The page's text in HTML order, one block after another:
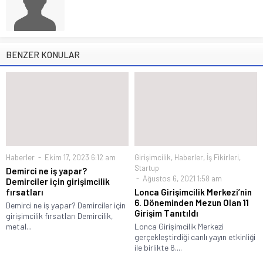
BENZER KONULAR
Haberler Ekim 17, 2023 6:12 am
Demirci ne iş yapar?
Demirciler için girişimcilik
fırsatları
Demirci ne iş yapar? Demirciler için
girişimcilik fırsatları Demircilik,
metal...
Girişimcilik, Haberler, İş Fikirleri,
Startup
Ağustos 6, 2021 1:58 am
Lonca Girişimcilik Merkezi’nin
6. Döneminden Mezun Olan 11
Girişim Tanıtıldı
Lonca Girişimcilik Merkezi
gerçekleştirdiği canlı yayın etkinliği
ile birlikte 6....